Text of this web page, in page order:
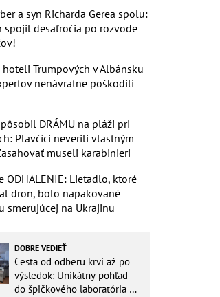
a syn Richarda Gerea spolu:
spojil desaťročia po rozvode
hoteli Trumpových v Albánsku
nenávratne poškodili
DRÁMU na pláži pri
Plavčíci neverili vlastným
museli karabinieri
ODHALENIE: Lietadlo, ktoré
dron, bolo napakované
smerujúcej na Ukrajinu
DOBRE VEDIEŤ
Cesta od odberu krvi až po
výsledok: Unikátny pohľad
do špičkového laboratória na